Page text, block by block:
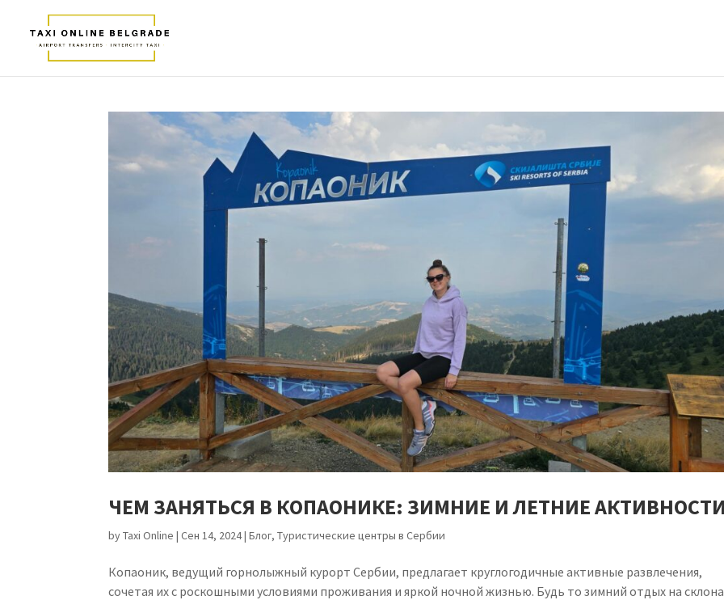
ЧЕМ ЗАНЯТЬСЯ В КОПАОНИКЕ: ЗИМНИЕ И ЛЕТНИЕ
byTaxi Online |Сен 14, 2024|Блог,Туристические центры в Сербии
Копаоник, ведущий горнолыжный курорт Сербии, предлагает круглогодичные активные развлечения,
сочетая их с роскошными условиями проживания и яркой ночной жизнью. Будь то зимний отдых на